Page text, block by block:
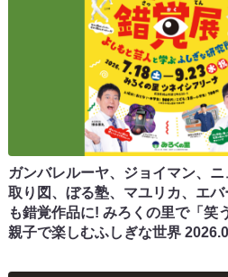
ガンバレルーヤ、ジョイマン、
取り図、ぼる塾、マユリカ、エバ
も錯覚作品に! みろくの里で「笑
親子で楽しむふしぎな世界